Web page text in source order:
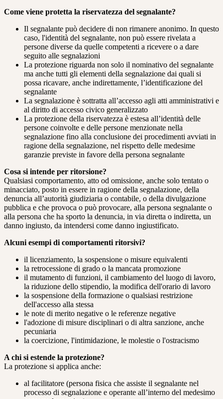
Come viene protetta la riservatezza del segnalante?
Il segnalante può decidere di non rimanere anonimo. In questo
caso, l'identità del segnalante, non può essere rivelata a
persone diverse da quelle competenti a ricevere o a dare
seguito alle segnalazioni
La protezione riguarda non solo il nominativo del segnalante
ma anche tutti gli elementi della segnalazione dai quali si
possa ricavare, anche indirettamente, l’identificazione del
segnalante
La segnalazione è sottratta all’accesso agli atti amministrativi e
al diritto di accesso civico generalizzato
La protezione della riservatezza è estesa all’identità delle
persone coinvolte e delle persone menzionate nella
segnalazione fino alla conclusione dei procedimenti avviati in
ragione della segnalazione, nel rispetto delle medesime
garanzie previste in favore della persona segnalante
Cosa si intende per ritorsione?
Qualsiasi comportamento, atto od omissione, anche solo tentato o
minacciato, posto in essere in ragione della segnalazione, della
denuncia all’autorità giudiziaria o contabile, o della divulgazione
pubblica e che provoca o può provocare, alla persona segnalante o
alla persona che ha sporto la denuncia, in via diretta o indiretta, un
danno ingiusto, da intendersi come danno ingiustificato.
Alcuni esempi di comportamenti ritorsivi?
il licenziamento, la sospensione o misure equivalenti
la retrocessione di grado o la mancata promozione
il mutamento di funzioni, il cambiamento del luogo di lavoro,
la riduzione dello stipendio, la modifica dell'orario di lavoro
la sospensione della formazione o qualsiasi restrizione
dell'accesso alla stessa
le note di merito negative o le referenze negative
l'adozione di misure disciplinari o di altra sanzione, anche
pecuniaria
la coercizione, l'intimidazione, le molestie o l'ostracismo
A chi si estende la protezione?
La protezione si applica anche:
al facilitatore (persona fisica che assiste il segnalante nel
processo di segnalazione e operante all’interno del medesimo